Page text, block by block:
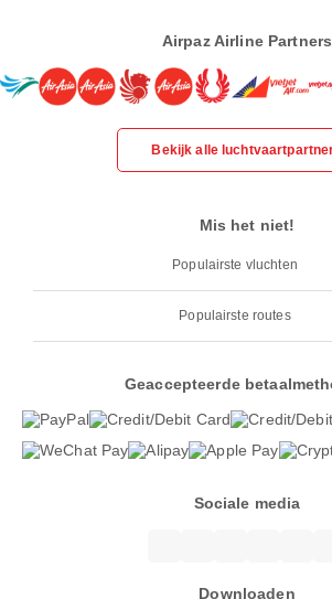
Airpaz Airline Partners
Bekijk alle
Mis het niet!
Populairste vluchten
Populairste routes
Geaccepteerde
Sociale media
Downloaden